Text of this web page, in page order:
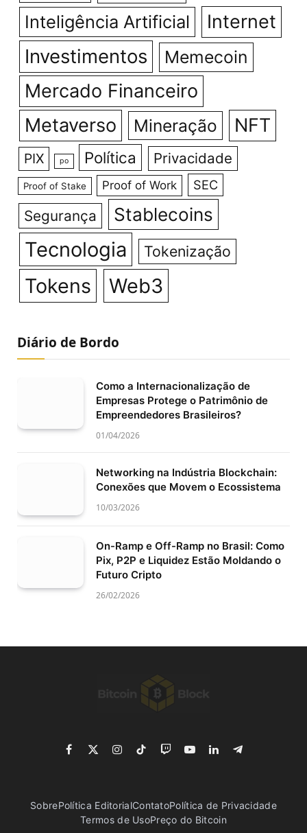
Inteligência Artificial Internet
Investimentos Memecoin
Mercado Financeiro
Metaverso
Mineração NFT
PIX po Política Privacidade
Proof of Stake Proof of Work SEC
Segurança Stablecoins
Tecnologia Tokenização
Tokens Web3
Diário de Bordo
Como a Internacionalização de
Empresas Protege o Patrimônio de
Empreendedores Brasileiros?
01/04/2026
Networking na Indústria Blockchain:
Conexões que Movem o Ecossistema
10/03/2026
On-Ramp e Off-Ramp no Brasil: Como
Pix, P2P e Liquidez Estão Moldando o
Futuro Cripto
26/02/2026
Facebook
X
Instagram
TikTokTwitchYouTubeLinkedInTelegram
SobrePolítica EditorialContatoPolítica de Privacidade
Termos de UsoPreço do Bitcoin